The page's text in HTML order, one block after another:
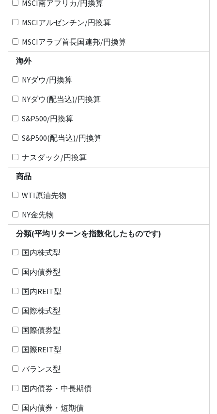
MSCI南アフリカ/円換算
MSCIアルゼンチン/円換算
MSCIアラブ首長国連邦/円換算
海外
NYダウ/円換算
NYダウ(配当込)/円換算
S&P500/円換算
S&P500(配当込)/円換算
ナスダック/円換算
商品
WTI原油先物
NY金先物
分類(平均リターンを指数化したものです)
国内株式型
国内債券型
国内REIT型
国際株式型
国際債券型
国際REIT型
バランス型
国内債券・中長期債
国内債券・短期債